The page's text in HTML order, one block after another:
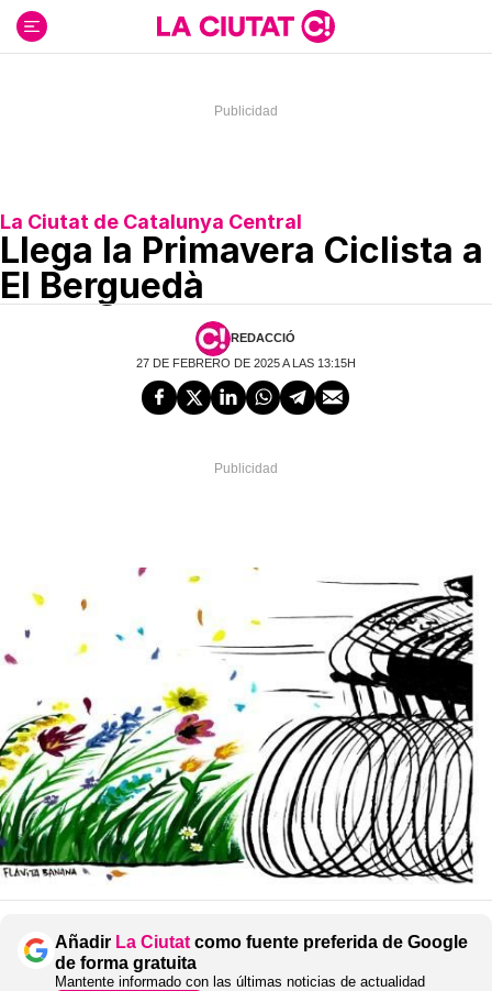
contenido
La Ciutat de Catalunya Central
Llega la Primavera Ciclista a
El Berguedà
REDACCIÓ
27 DE FEBRERO DE 2025 A LAS 13:15H
Añadir La Ciutat como fuente preferida de Google
de forma gratuita
Mantente informado con las últimas noticias de actualidad